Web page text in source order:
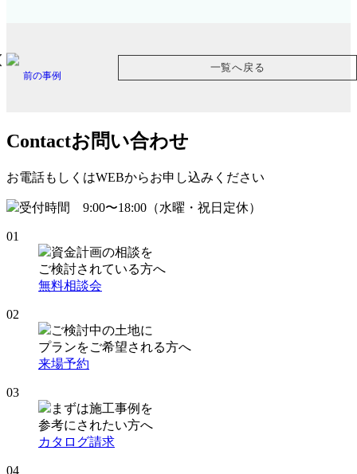
前の事例
一覧へ戻る
Contactお問い合わせ
お電話もしくはWEBからお申し込みください
受付時間 9:00〜18:00（水曜・祝日定休）
01
資金計画の相談を
ご検討されている方へ
無料相談会
02
ご検討中の土地に
プランをご希望される方へ
来場予約
03
まずは施工事例を
参考にされたい方へ
カタログ請求
04